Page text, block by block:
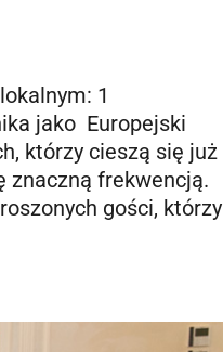
1
jako Europejski
którzy cieszą się już
znaczną frekwencją.
gości, którzy